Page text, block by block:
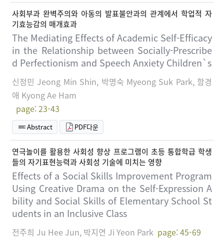
사회부과 완벽주의와 아동의 발표불안과의 관계에서 학업적 자
기효능감의 매개효과
The Mediating Effects of Academic Self-Efficacy
in the Relationship between Socially-Prescribe
d Perfectionism and Speech Anxiety Children`s
신정민 Jeong Min Shin, 박명숙 Myeong Suk Park, 함경
애 Kyong Ae Ham
page: 23-43
Abstract PDF다운
연극놀이를 활용한 사회성 향상 프로그램이 초등 통합학급 학생
들의 자기표현능력과 사회성 기술에 미치는 영향
Effects of a Social Skills Improvement Program
Using Creative Drama on the Self-Expression A
bility and Social Skills of Elementary School St
udents in an Inclusive Class
전주희 Ju Hee Jun, 박지연 Ji Yeon Park page: 45-69